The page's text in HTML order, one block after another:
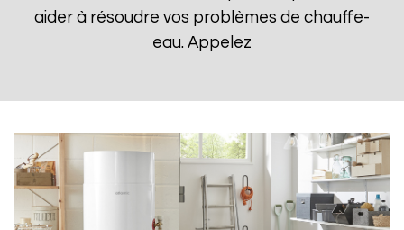
aider à résoudre vos problèmes de chauffe-
eau. Appelez